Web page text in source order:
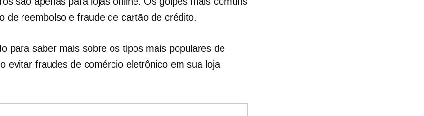
de reembolso e fraude de cartão de crédito.
para saber mais sobre os tipos mais populares de
evitar fraudes de comércio eletrônico em sua loja